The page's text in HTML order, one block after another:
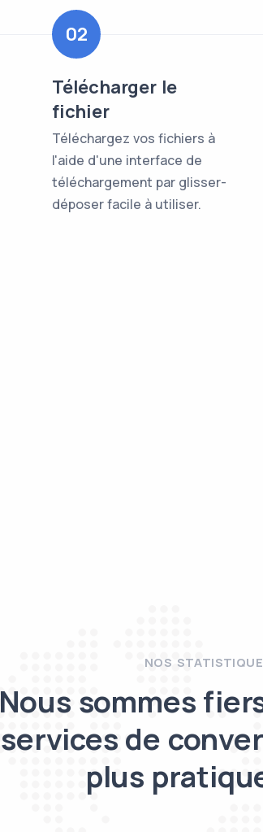
02
Télécharger le
fichier
Téléchargez vos fichiers à
l'aide d'une interface de
téléchargement par glisser-
déposer facile à utiliser.
NOS
Nous sommes
services de
plus